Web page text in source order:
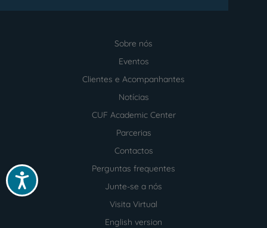
Acessibilidade
Sobre nós
Eventos
Clientes e Acompanhantes
Notícias
CUF Academic Center
Parcerias
Contactos
Perguntas frequentes
Junte-se a nós
Visita Virtual
English version